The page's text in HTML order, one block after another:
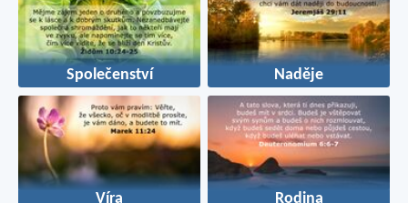
Společenství Naděje
Víra Rodina